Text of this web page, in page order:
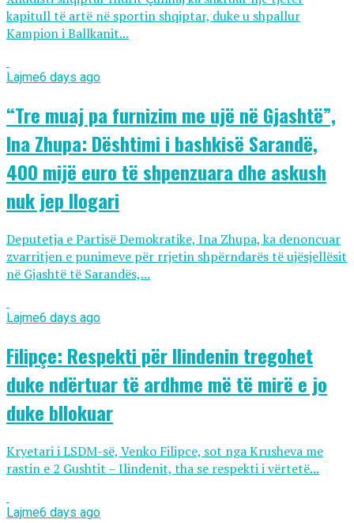
kapitull të artë në sportin shqiptar, duke u shpallur
Kampion i Ballkanit...
Lajme6 days ago
“Tre muaj pa furnizim me ujë në Gjashtë”,
Ina Zhupa: Dështimi i bashkisë Sarandë,
400 mijë euro të shpenzuara dhe askush
nuk jep llogari
Deputetja e Partisë Demokratike, Ina Zhupa, ka denoncuar
zvarritjen e punimeve për rrjetin shpërndarës të ujësjellësit
në Gjashtë të Sarandës,...
Lajme6 days ago
Filipçe: Respekti për Ilindenin tregohet
duke ndërtuar të ardhme më të mirë e jo
duke bllokuar
Kryetari i LSDM-së, Venko Filipce, sot nga Krusheva me
rastin e 2 Gushtit – Ilindenit, tha se respekti i vërtetë...
Lajme6 days ago